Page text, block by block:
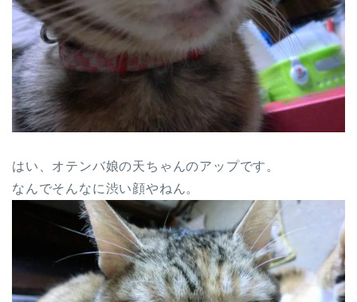
はい、オテンバ娘の天ちゃんのアップです。
なんでそんなに渋い顔やねん。